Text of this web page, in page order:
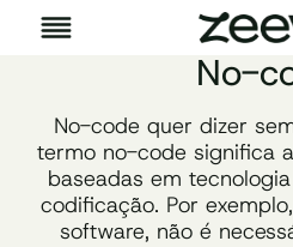
Pular
para
No-
No-code quer dizer
termo no-code significa
baseadas em
codificação. Por
software, não é